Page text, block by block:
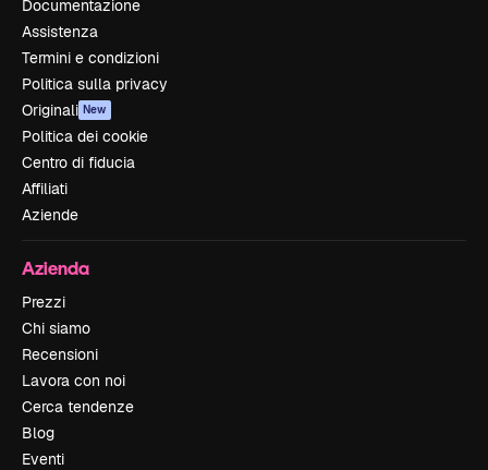
Documentazione
Assistenza
Termini e condizioni
Politica sulla privacy
Originali New
Politica dei cookie
Centro di fiducia
Affiliati
Aziende
Azienda
Prezzi
Chi siamo
Recensioni
Lavora con noi
Cerca tendenze
Blog
Eventi